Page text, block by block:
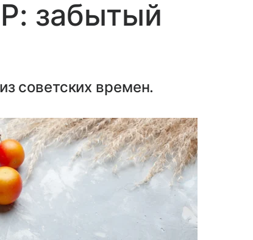
забытый
советских времен.